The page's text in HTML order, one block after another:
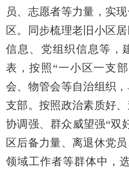
员、志愿者等力量，实
区。同步梳理老旧小区
信息、党组织信息等，
表，按照“一小区一支
会、物管会等自治组织
支部。按照政治素质好
协调强、群众威望强“双
区后备力量、离退休党
领域工作者等群体中，